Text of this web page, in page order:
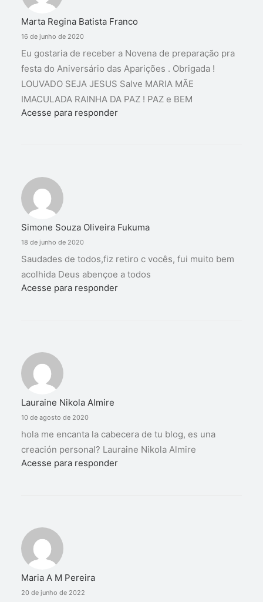
Marta Regina Batista Franco
16 de junho de 2020
Eu gostaria de receber a Novena de preparação pra
festa do Aniversário das Aparições . Obrigada !
LOUVADO SEJA JESUS Salve MARIA MÃE
IMACULADA RAINHA DA PAZ ! PAZ e BEM
Acesse para responder
Simone Souza Oliveira Fukuma
18 de junho de 2020
Saudades de todos,fiz retiro c vocês, fui muito bem
acolhida Deus abençoe a todos
Acesse para responder
Lauraine Nikola Almire
10 de agosto de 2020
hola me encanta la cabecera de tu blog, es una
creación personal? Lauraine Nikola Almire
Acesse para responder
Maria A M Pereira
20 de junho de 2022